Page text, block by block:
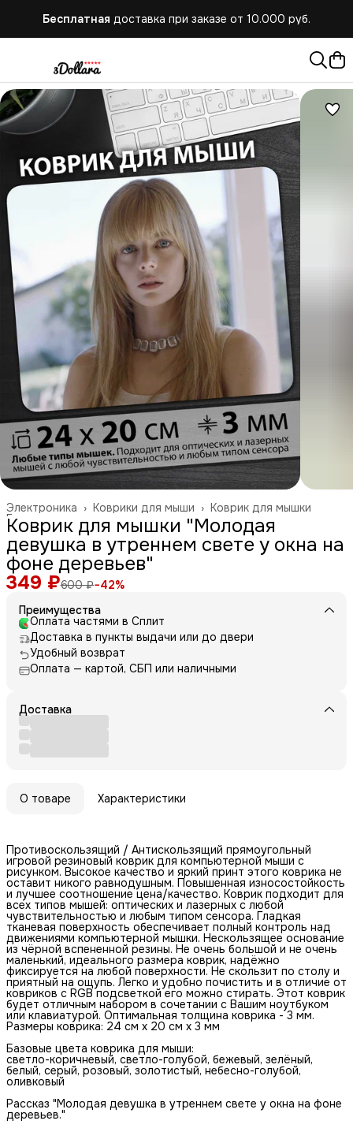
Бесплатная доставка при заказе от 10.000 руб.
Коврик для мышки
Коврики для мыши ›
Электроника ›
Главная
Коврик для мышки "Молодая
девушка в утреннем свете у окна на
фоне деревьев"
349 ₽600 ₽−42%
Преимущества
Оплата частями в Сплит
Доставка в пункты выдачи или до двери
Удобный возврат
Оплата — картой, СБП или наличными
Доставка
О товаре Характеристики
Противоскользящий / Антискользящий прямоугольный
игровой резиновый коврик для компьютерной мыши с
рисунком. Высокое качество и яркий принт этого коврика не
оставит никого равнодушным. Повышенная износостойкость
и лучшее соотношение цена/качество. Коврик подходит для
всех типов мышей: оптических и лазерных с любой
чувствительностью и любым типом сенсора. Гладкая
тканевая поверхность обеспечивает полный контроль над
движениями компьютерной мышки. Нескользящее основание
из чёрной вспененной резины. Не очень большой и не очень
маленький, идеального размера коврик, надёжно
фиксируется на любой поверхности. Не скользит по столу и
приятный на ощупь. Легко и удобно почистить и в отличие от
ковриков с RGB подсветкой его можно стирать. Этот коврик
будет отличным набором в сочетании с Вашим ноутбуком
или клавиатурой. Оптимальная толщина коврика - 3 мм.
Размеры коврика: 24 см x 20 см x 3 мм
Базовые цвета коврика для мыши:
светло-коричневый, светло-голубой, бежевый, зелёный,
белый, серый, розовый, золотистый, небесно-голубой,
оливковый
Рассказ "Молодая девушка в утреннем свете у окна на фоне
деревьев."